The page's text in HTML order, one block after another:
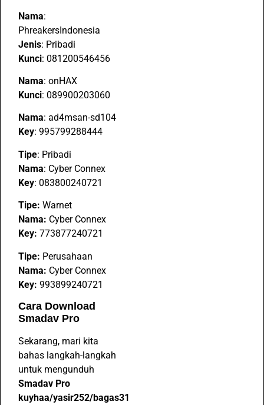
Nama:
PhreakersIndonesia
Jenis: Pribadi
Kunci: 081200546456
Nama: onHAX
Kunci: 089900203060
Nama: ad4msan-sd104
Key: 995799288444
Tipe: Pribadi
Nama: Cyber ​​Connex
Key: 083800240721
Tipe: Warnet
Nama: Cyber ​​Connex
Key: 773877240721
Tipe: Perusahaan
Nama: Cyber ​​Connex
Key: 993899240721
Cara Download
Smadav Pro
Sekarang, mari kita
bahas langkah-langkah
untuk mengunduh
Smadav Pro
kuyhaa/yasir252/bagas31